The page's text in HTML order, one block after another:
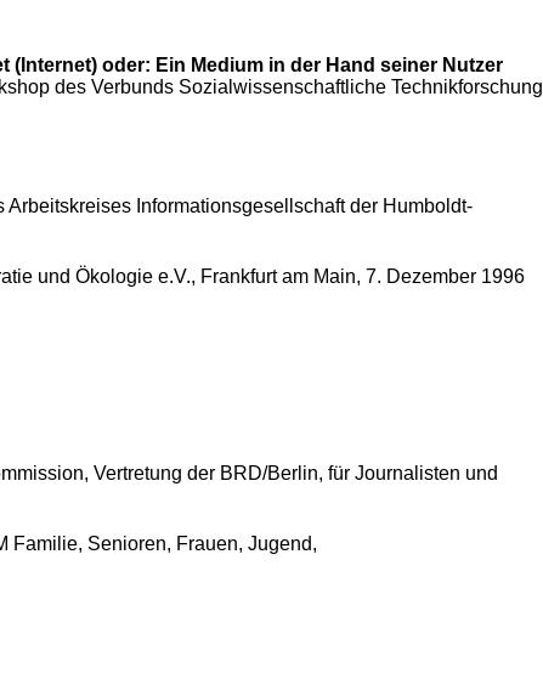
oder: Ein Medium in der Hand seiner Nutzer
des Verbunds Sozialwissenschaftliche Technikforschung
Informationsgesellschaft der Humboldt-
und Ökologie e.V., Frankfurt am Main, 7. Dezember 1996
Vertretung der BRD/Berlin, für Journalisten und
Familie, Senioren, Frauen, Jugend,